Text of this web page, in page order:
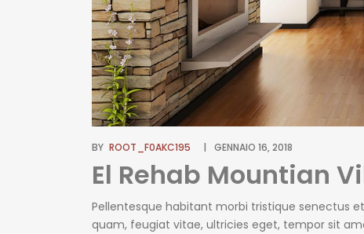
BY ROOT_F0AKC195 GENNAIO 16, 2018
El Rehab Mountian
Pellentesque habitant morbi tristique senectus
quam, feugiat vitae, ultricies eget, tempor sit